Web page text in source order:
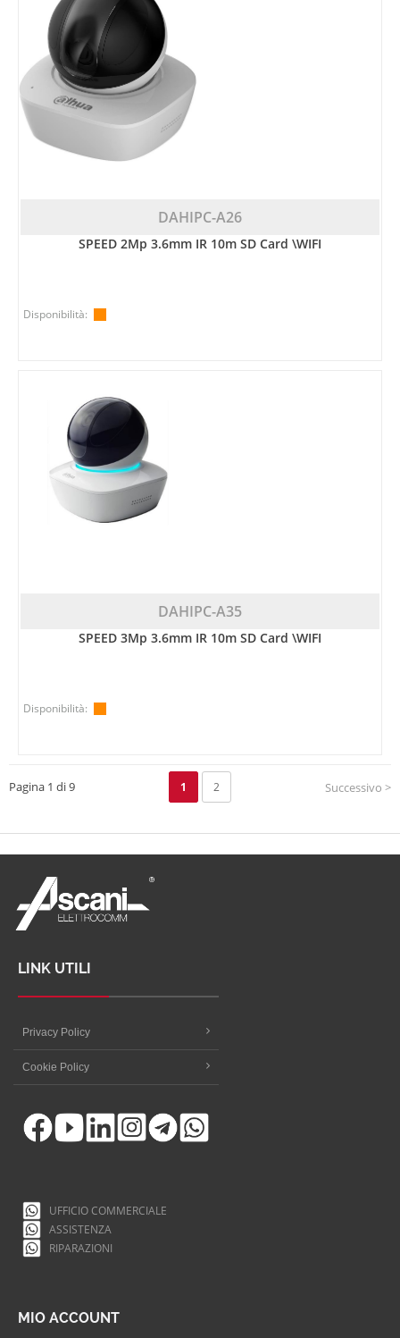
DAHIPC-A26
SPEED 2Mp 3.6mm IR 10m SD Card \WIFI
Disponibilità:
DAHIPC-A35
SPEED 3Mp 3.6mm IR 10m SD Card \WIFI
Disponibilità:
Pagina 1 di 9 1 2 Successivo >
LINK UTILI
Privacy Policy
Cookie Policy
UFFICIO COMMERCIALE
ASSISTENZA
RIPARAZIONI
MIO ACCOUNT